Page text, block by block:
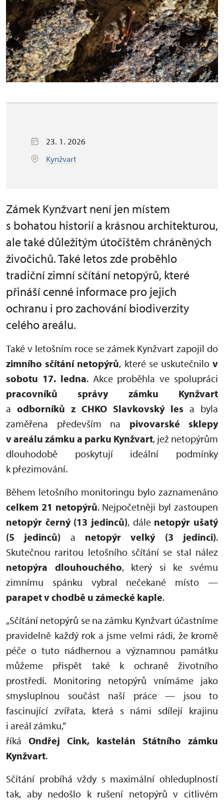
23. 1. 2026
Kynžvart
Zámek Kynžvart není jen místem
s bohatou historií a krásnou architekturou,
ale také důležitým útočištěm chráněných
živočichů. Také letos zde proběhlo
tradiční zimní sčítání netopýrů, které
přináší cenné informace pro jejich
ochranu i pro zachování biodiverzity
celého areálu.
Také v letošním roce se zámek Kynžvart zapojil do
zimního sčítání netopýrů, které se uskutečnilov
sobotu 17. ledna. Akce proběhla ve spolupráci
pracovníků správy zámku Kynžvart
a odborníků z CHKO Slavkovský les a byla
zaměřena především na pivovarské sklepy
v areálu zámku a parku Kynžvart, jež netopýrům
dlouhodobě poskytují ideální podmínky
k přezimování.
Během letošního monitoringu bylo zaznamenáno
celkem 21 netopýrů. Nejpočetněji byl zastoupen
netopýr černý (13 jedinců), dále netopýr ušatý
(5 jedinců) a netopýr velký (3 jedinci).
Skutečnou raritou letošního sčítání se stal nález
netopýra dlouhouchého, který si ke svému
zimnímu spánku vybral nečekané místo —
parapet v chodbě u zámecké kaple.
„Sčítání netopýrů se na zámku Kynžvart účastníme
pravidelně každý rok a jsme velmi rádi, že kromě
péče o tuto nádhernou a významnou památku
můžeme přispět také k ochraně životního
prostředí. Monitoring netopýrů vnímáme jako
smysluplnou součást naší práce — jsou to
fascinující zvířata, která s námi sdílejí krajinu
i areál zámku,“
říká Ondřej Cink, kastelán Státního zámku
Kynžvart.
Sčítání probíhá vždy s maximální ohleduplností
tak, aby nedošlo k rušení netopýrů v citlivém